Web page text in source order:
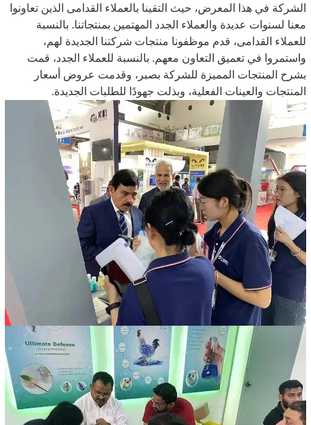
الشركة في هذا المعرض، حيث التقينا بالعملاء القدامى الذين تعاونوا
معنا لسنوات عديدة والعملاء الجدد المهتمين بمنتجاتنا. بالنسبة
للعملاء القدامى، قدم موظفونا منتجات شركتنا الجديدة لهم،
واستمروا في تعميق التعاون معهم. بالنسبة للعملاء الجدد، قمت
بشرح المنتجات المميزة للشركة بصبر، وقدمت عروض أسعار
المنتجات والعينات الفعلية، وبذلت جهودًا للطلبات الجديدة.